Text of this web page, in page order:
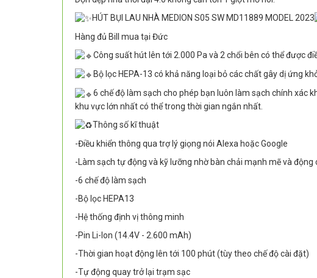
HÚT BỤI LAU NHÀ MEDION S05 SW MD11889 MODEL 2023
Hàng đủ Bill mua tại Đức
Công suất hút lên tới 2.000 Pa và 2 chổi bên có thể được
Bộ lọc HEPA-13 có khả năng loại bỏ các chất gây dị ứng
6 chế độ làm sạch cho phép bạn luôn làm sạch chính xác
khu vực lớn nhất có thể trong thời gian ngắn nhất.
Thông số kĩ thuật
-Điều khiển thông qua trợ lý giọng nói Alexa hoặc Google
-Làm sạch tự động và kỹ lưỡng nhờ bàn chải mạnh mẽ và động
-6 chế độ làm sạch
-Bộ lọc HEPA13
-Hệ thống định vị thông minh
-Pin Li-Ion (14.4V - 2.600 mAh)
-Thời gian hoạt động lên tới 100 phút (tùy theo chế độ cài đặt)
-Tự động quay trở lại trạm sạc